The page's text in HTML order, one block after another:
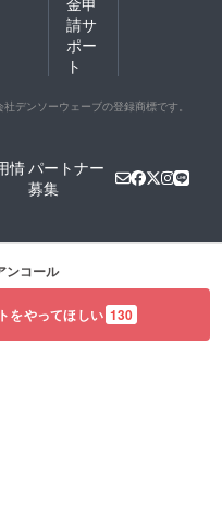
請サ
ポー
ト
社デンソーウェーブの登録商標です。
情パートナー
募集
ンコール
をやってほしい 130